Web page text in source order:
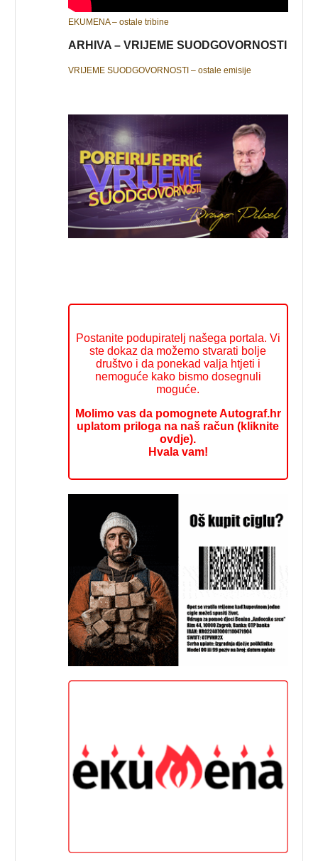
EKUMENA – ostale tribine
ARHIVA – VRIJEME SUODGOVORNOSTI
VRIJEME SUODGOVORNOSTI – ostale emisije
Postanite podupiratelj našega portala. Vi
ste dokaz da možemo stvarati bolje
društvo i da ponekad valja htjeti i
nemoguće kako bismo dosegnuli
moguće.
Molimo vas da pomognete Autograf.hr
uplatom priloga na naš račun (kliknite
ovdje).
Hvala vam!